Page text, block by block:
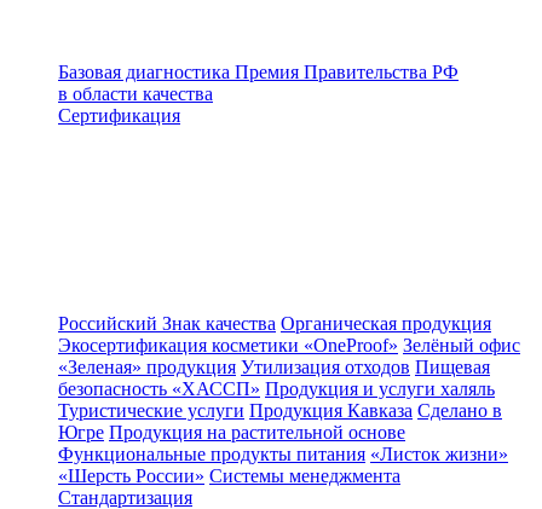
Базовая диагностика Премия Правительства РФ
в области качества
Сертификация
Российский Знак качества Органическая продукция
Экосертификация косметики «OneProof» Зелёный офис
«Зеленая» продукция Утилизация отходов Пищевая
безопасность «ХАССП» Продукция и услуги халяль
Туристические услуги Продукция Кавказа Сделано в
Югре Продукция на растительной основе
Функциональные продукты питания «Листок жизни»
«Шерсть России» Системы менеджмента
Стандартизация